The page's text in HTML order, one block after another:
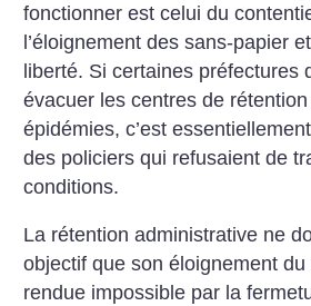
fonctionner est celui du
l’éloignement des sans-papier
liberté. Si certaines préfectures
évacuer les centres de
épidémies, c’est
des policiers qui refusaient de
conditions.
La rétention administrative ne
objectif que son éloignement
rendue impossible par la